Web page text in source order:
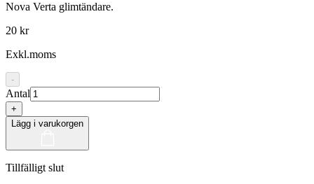
Nova Verta glimtändare.
20 kr
Exkl.moms
-
Antal
+
Lägg i varukorgen
Tillfälligt slut